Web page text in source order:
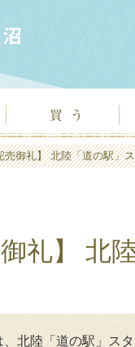
御礼】 北陸「道の駅」
御礼】 北
北陸「道の駅」ス